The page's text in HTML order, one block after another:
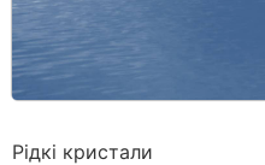
Рідкі кристали